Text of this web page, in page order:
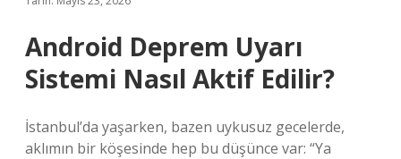
Android Deprem Uyarı
Sistemi Nasıl Aktif Edilir?
İstanbul’da yaşarken, bazen uykusuz gecelerde,
aklımın bir köşesinde hep bu düşünce var: “Ya